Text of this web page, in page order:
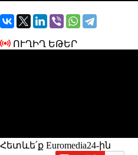
ՈՒՂԻՂ ԵԹԵՐ
Հետևե՛ք Euromedia24-ին